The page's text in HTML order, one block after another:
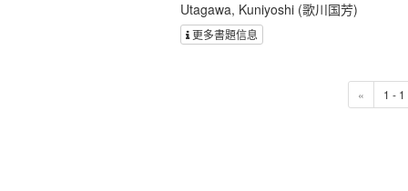
Utagawa, Kuniyoshi (歌川国芳)
更多書題信息
« 1 -